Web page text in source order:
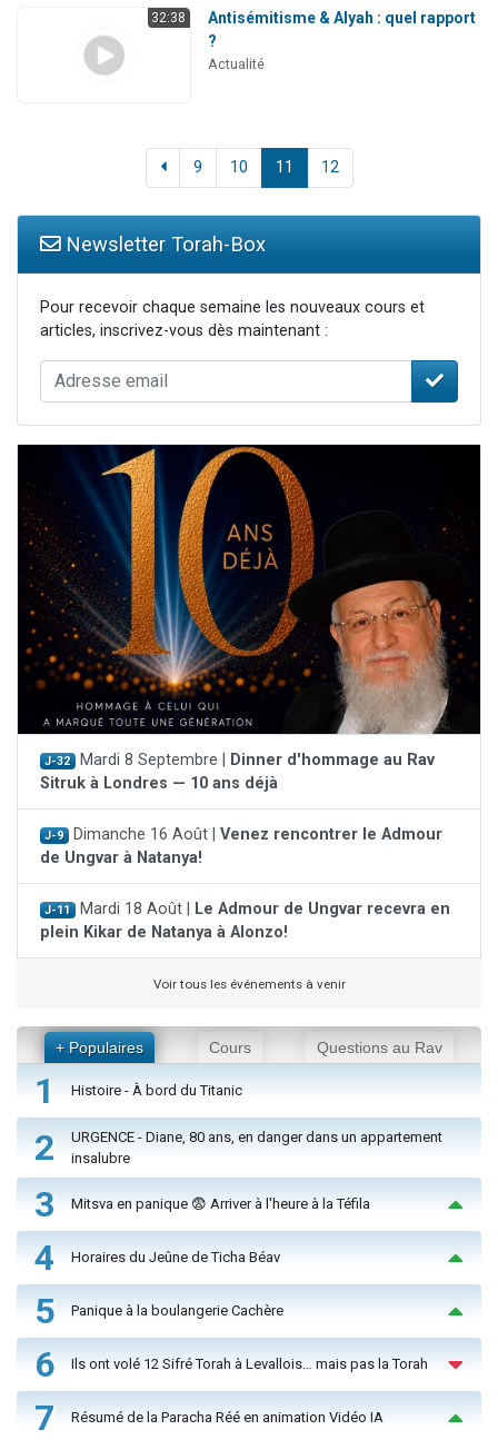
32:38
Antisémitisme & Alyah : quel rapport
?
Actualité
9 10 11 12
Newsletter Torah-Box
Pour recevoir chaque semaine les nouveaux cours et
articles, inscrivez-vous dès maintenant :
J-32 Mardi 8 Septembre |
Dinner d'hommage au Rav
Sitruk à Londres — 10 ans déjà
J-9 Dimanche 16 Août | Venez rencontrer le Admour
de Ungvar à Natanya!
J-11 Mardi 18 Août |
Le Admour de Ungvar recevra en
plein Kikar de Natanya à Alonzo!
Voir tous les événements à venir
+ Populaires Cours Questions au Rav
1 Histoire - À bord du Titanic
2
URGENCE - Diane, 80 ans, en danger dans un appartement
insalubre
3 Mitsva en panique 😨 Arriver à l'heure à la Téfila
4 Horaires du Jeûne de Ticha Béav
5 Panique à la boulangerie Cachère
6 Ils ont volé 12 Sifré Torah à Levallois… mais pas la Torah
7 Résumé de la Paracha Réé en animation Vidéo IA